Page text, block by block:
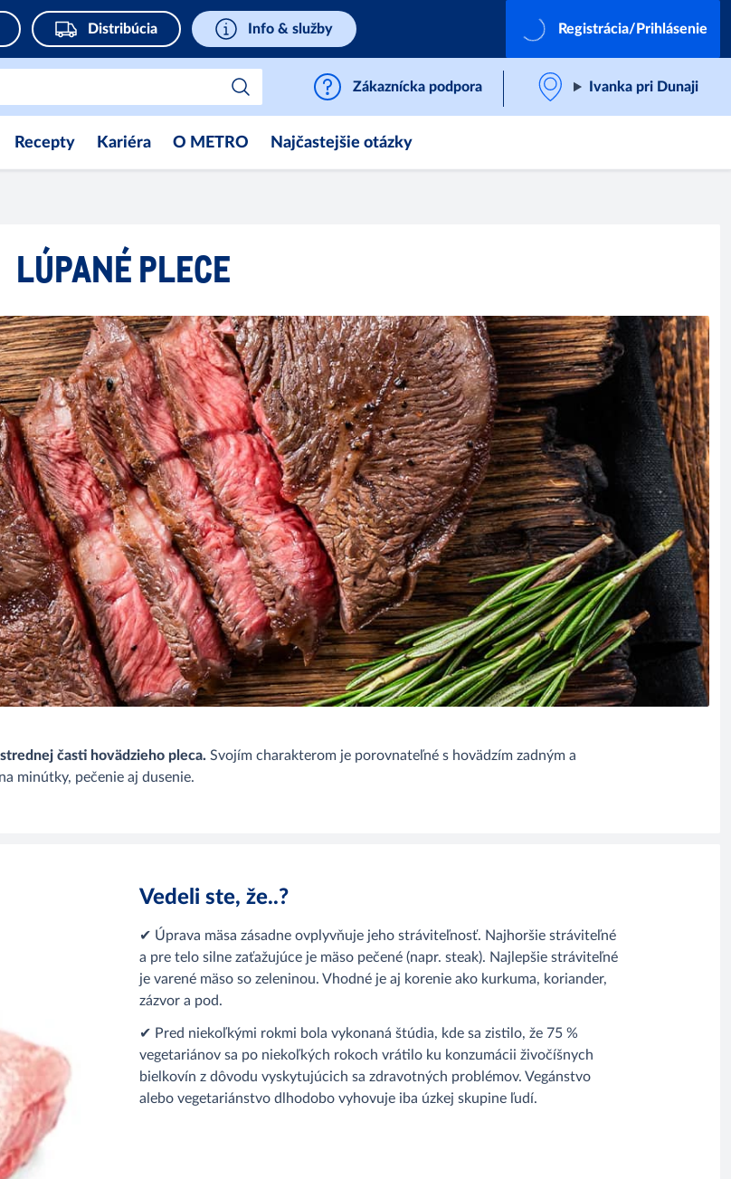
Distribúcia Info & služby Registrácia/Prihlásenie
Zákaznícka podpora Ivanka pri Dunaji
Recepty Kariéra O METRO Najčastejšie otázky
LÚPANÉ PLECE
časti hovädzieho pleca. Svojím charakterom je porovnateľné s hovädzím zadným a
minútky, pečenie aj dusenie.
Vedeli ste, že..?
✔ Úprava mäsa zásadne ovplyvňuje jeho stráviteľnosť. Najhoršie stráviteľné
a pre telo silne zaťažujúce je mäso pečené (napr. steak). Najlepšie stráviteľné
je varené mäso so zeleninou. Vhodné je aj korenie ako kurkuma, koriander,
zázvor a pod.
✔ Pred niekoľkými rokmi bola vykonaná štúdia, kde sa zistilo, že 75 %
vegetariánov sa po niekoľkých rokoch vrátilo ku konzumácii živočíšnych
bielkovín z dôvodu vyskytujúcich sa zdravotných problémov. Vegánstvo
alebo vegetariánstvo dlhodobo vyhovuje iba úzkej skupine ľudí.